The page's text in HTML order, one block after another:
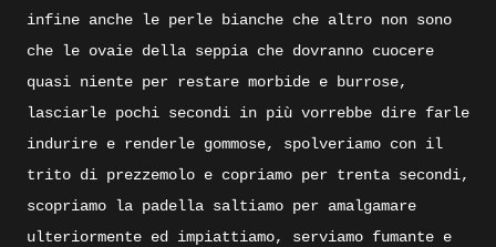
infine anche le perle bianche che altro non sono
che le ovaie della seppia che dovranno cuocere
quasi niente per restare morbide e burrose,
lasciarle pochi secondi in più vorrebbe dire farle
indurire e renderle gommose, spolveriamo con il
trito di prezzemolo e copriamo per trenta secondi,
scopriamo la padella saltiamo per amalgamare
ulteriormente ed impiattiamo, serviamo fumante e